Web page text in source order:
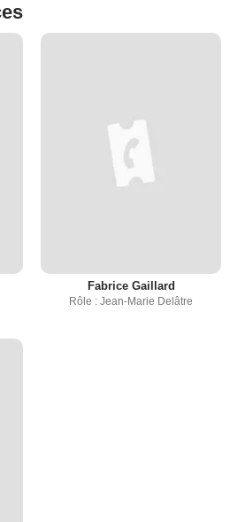
Fabrice Gaillard
Rôle : Jean-Marie Delâtre